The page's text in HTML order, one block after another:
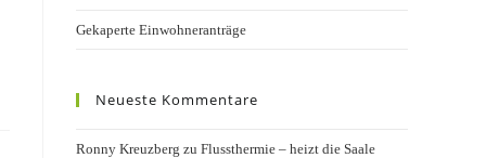
Gekaperte Einwohneranträge
Neueste Kommentare
Ronny Kreuzberg zu Flussthermie – heizt die Saale